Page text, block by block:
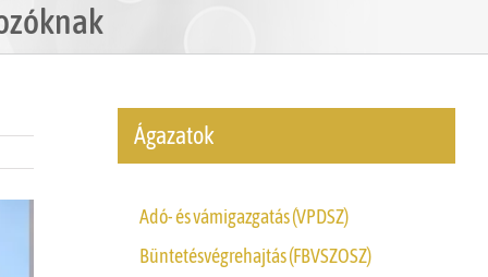
Ágazatok
Adó- és vámigazgatás (VPDSZ)
Büntetésvégrehajtás (FBVSZOSZ)